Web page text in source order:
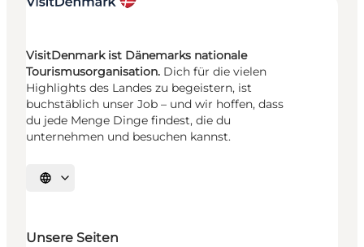
VisitDenmark ist Dänemarks nationale
Tourismusorganisation. Dich für die vielen
Highlights des Landes zu begeistern, ist
buchstäblich unser Job – und wir hoffen, dass
du jede Menge Dinge findest, die du
unternehmen und besuchen kannst.
Sprache auswählen
Unsere Seiten